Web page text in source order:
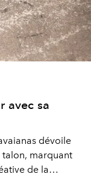
avec sa
dévoile
talon, marquant
de la